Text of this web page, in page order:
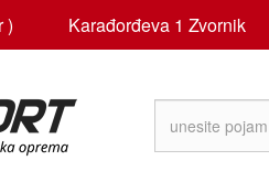
) Karađorđeva 1 Zvornik